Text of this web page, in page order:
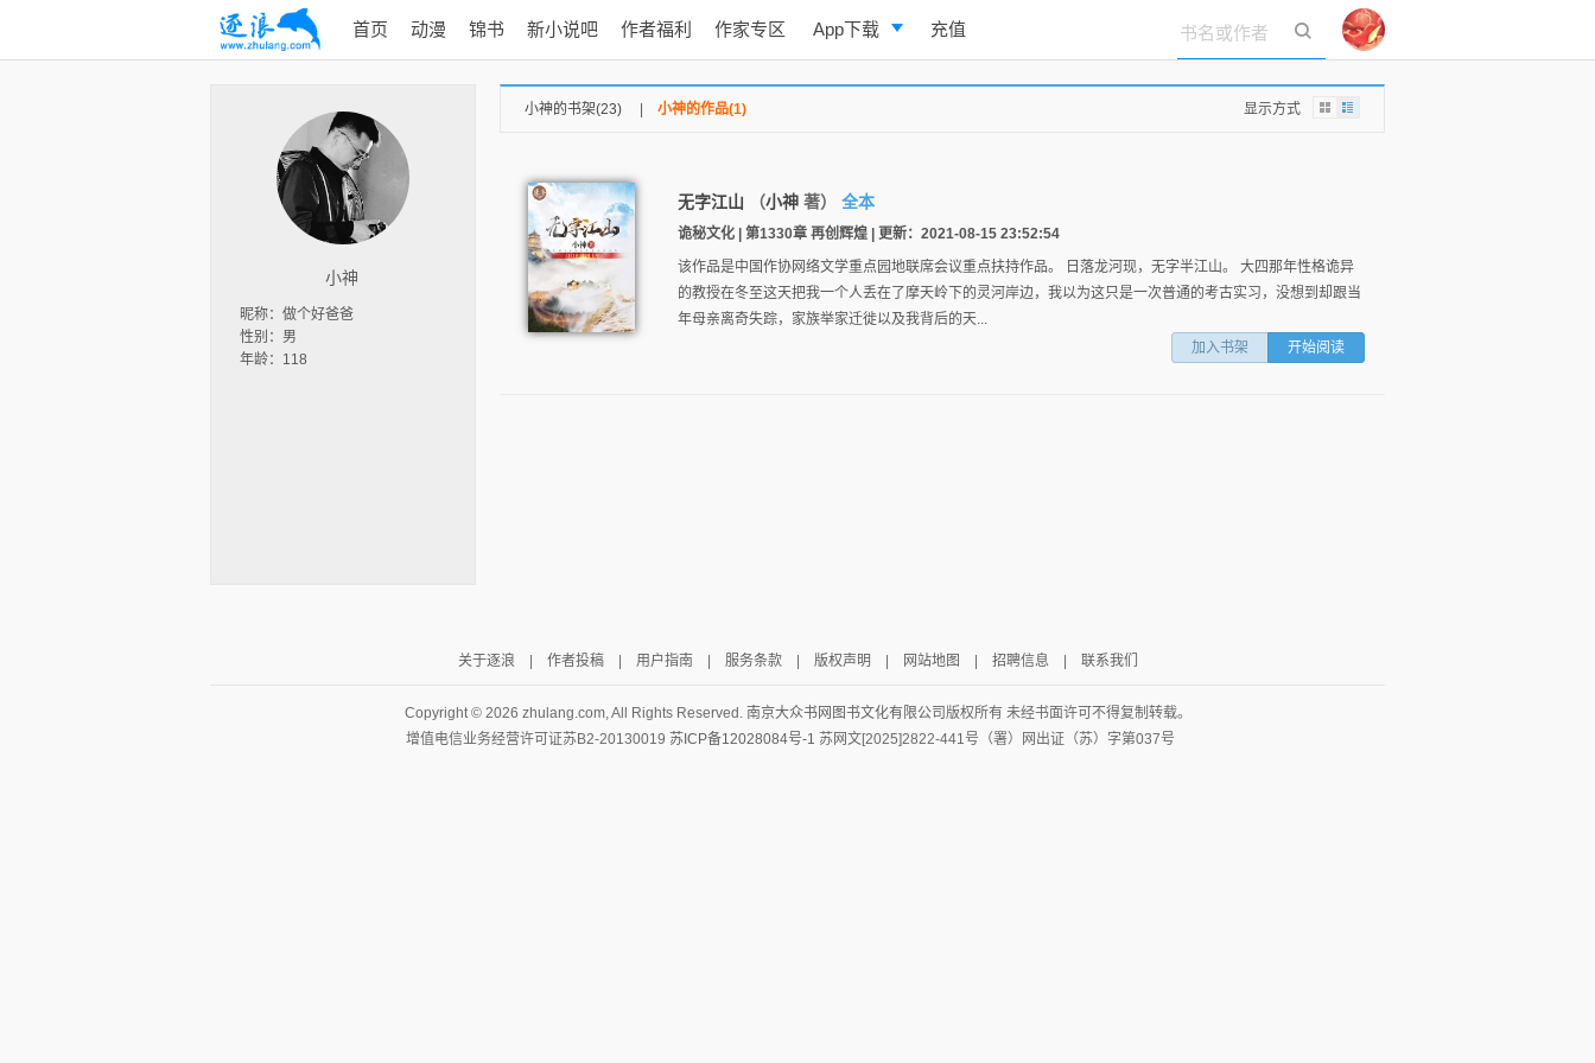
首页 动漫 锦书 新小说吧 作者福利 作家专区 App下载
逐浪小说
充值
立即登录
小神
昵称：做个好爸爸
性别：男
年龄：118
小神的书架(23) 小神的作品(1) 显示方式
无字江山 （小神 著） 全本
诡秘文化 | 第1330章 再创辉煌 | 更新：2021-08-15 23:52:54
该作品是中国作协网络文学重点园地联席会议重点扶持作品。 日落龙河现，无字半江山。 大四那年性格诡异
的教授在冬至这天把我一个人丢在了摩天岭下的灵河岸边，我以为这只是一次普通的考古实习，没想到却跟当
年母亲离奇失踪，家族举家迁徙以及我背后的天...
加入书架
开始阅读
关于逐浪 作者投稿| 用户指南 服务条款| 版权声明 网站地图 招聘信息 联系我们
Copyright © 2026 zhulang.com, All Rights Reserved. 南京大众书网图书文化有限公司 版权所有 未经书面许可不得复制转载。
增值电信业务经营许可证苏B2-20130019 苏ICP备12028084号-1 苏网文[2025]2822-441号（署）网出证（苏）字第037号